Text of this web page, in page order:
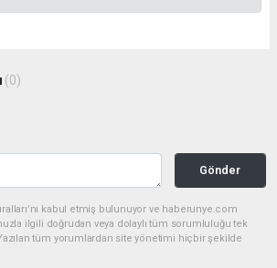
(0)
Gönder
kabul etmiş bulunuyor ve haberunye.com
ilgili doğrudan veya dolaylı tüm sorumluluğu tek
tüm yorumlardan site yönetimi hiçbir şekilde